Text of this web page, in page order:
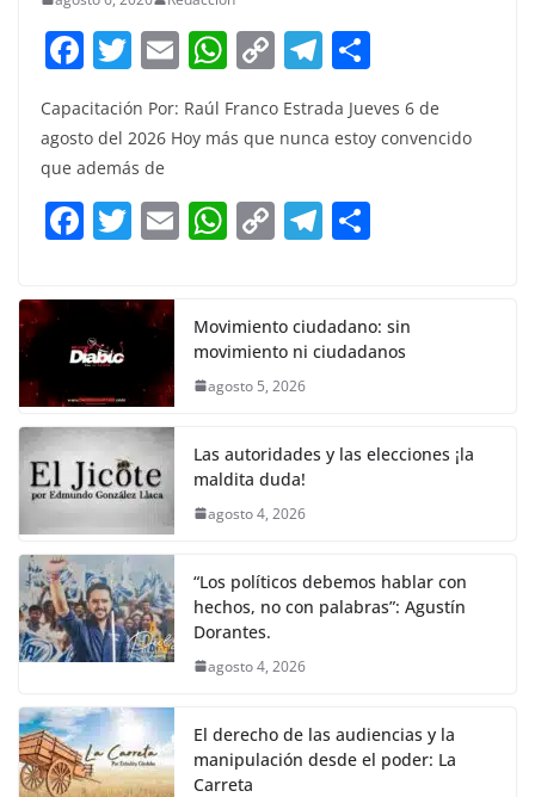
F
a
c
e
b
o
k
T
itt
er
E
m
ai
W
at
A
p
C
p
Li
n
T
el
e
a
m
ar
e
Capacitación Por: Raúl Franco Estrada Jueves 6 de
agosto del 2026 Hoy más que nunca estoy convencido
que además de
F
c
e
b
o
o
k
T
itt
er
E W
s
A
p
C
y
Li
k
T
gr
a
e
Movimiento ciudadano: sin
movimiento ni ciudadanos
agosto 5, 2026
Las autoridades y las elecciones ¡la
maldita duda!
agosto 4, 2026
“Los políticos debemos hablar con
hechos, no con palabras”: Agustín
Dorantes.
agosto 4, 2026
El derecho de las audiencias y la
manipulación desde el poder: La
Carreta